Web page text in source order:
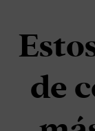
de